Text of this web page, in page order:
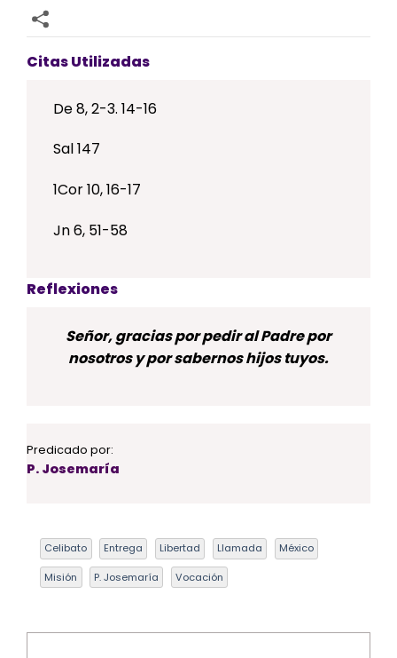
Citas Utilizadas
De 8, 2-3. 14-16
Sal 147
1Cor 10, 16-17
Jn 6, 51-58
Reflexiones
Señor, gracias por pedir al Padre por
nosotros y por sabernos hijos tuyos.
Predicado por:
P. Josemaría
Celibato Entrega Libertad Llamada México
Misión P. Josemaría Vocación